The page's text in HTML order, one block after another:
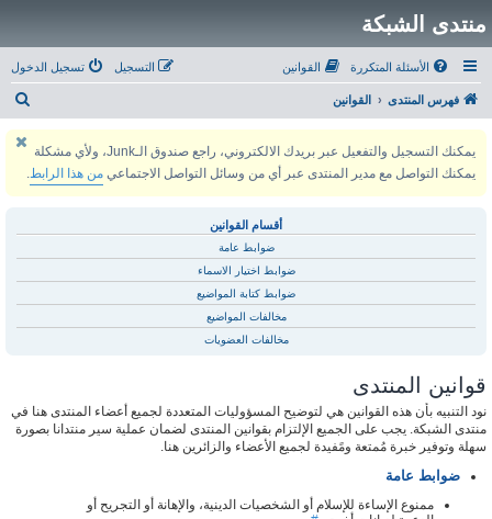
منتدى الشبكة
الأسئلة المتكررة القوانين تسجيل الدخول التسجيل
فهرس المنتدى القوانين
يمكنك التسجيل والتفعيل عبر بريدك الالكتروني، راجع صندوق الـJunk، ولأي مشكلة
يمكنك التواصل مع مدير المنتدى عبر أي من وسائل التواصل الاجتماعي من هذا الرابط.
أقسام القوانين
ضوابط عامة
ضوابط اختيار الاسماء
ضوابط كتابة المواضيع
مخالفات المواضيع
مخالفات العضويات
قوانين المنتدى
نود التنبيه بأن هذه القوانين هي لتوضيح المسؤوليات المتعددة لجميع أعضاء المنتدى هنا في
منتدى الشبكة. يجب على الجميع الإلتزام بقوانين المنتدى لضمان عملية سير منتدانا بصورة
سهلة وتوفير خبرة مُمتعة ومًفيدة لجميع الأعضاء والزائرين هنا.
ضوابط عامة
ممنوع الإساءة للإسلام أو الشخصيات الدينية، والإهانة أو التجريح أو